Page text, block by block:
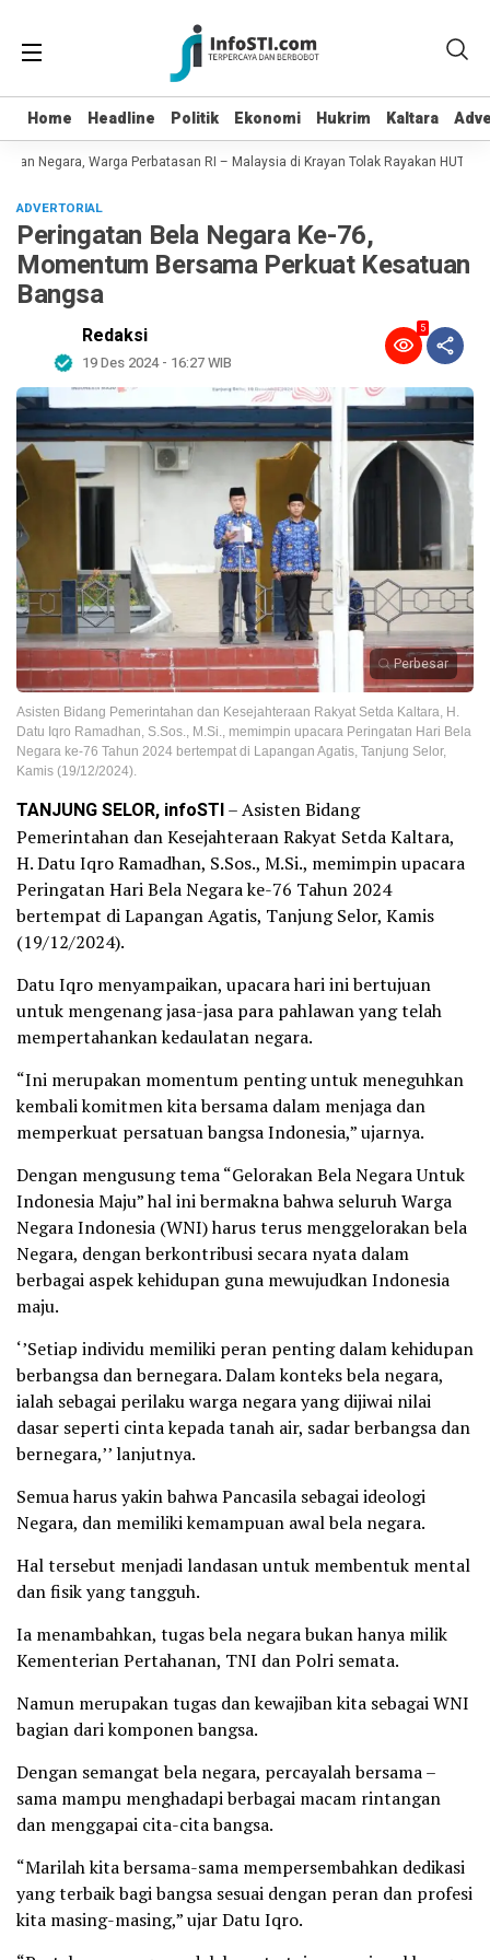
Home Headline Politik Ekonomi Hukrim Kaltara
Home Headline Politik Ekonomi Hukrim Kaltara
Negara, Warga Perbatasan RI – Malaysia di Krayan Tolak Rayakan HUT RI 81
ADVERTORIAL
Peringatan Bela Negara Ke-76,
Momentum Bersama Perkuat Kesatuan
Bangsa
Redaksi
19 Des 2024 - 16:27 WIB
5
Perbesar
Asisten Bidang Pemerintahan dan Kesejahteraan Rakyat Setda Kaltara, H.
Datu Iqro Ramadhan, S.Sos., M.Si., memimpin upacara Peringatan Hari Bela
Negara ke-76 Tahun 2024 bertempat di Lapangan Agatis, Tanjung Selor,
Kamis (19/12/2024).
TANJUNG SELOR, infoSTI– Asisten Bidang
Pemerintahan dan Kesejahteraan Rakyat Setda Kaltara,
H. Datu Iqro Ramadhan, S.Sos., M.Si., memimpin upacara
Peringatan Hari Bela Negara ke-76 Tahun 2024
bertempat di Lapangan Agatis, Tanjung Selor, Kamis
(19/12/2024).
Datu Iqro menyampaikan, upacara hari ini bertujuan
untuk mengenang jasa-jasa para pahlawan yang telah
mempertahankan kedaulatan negara.
“Ini merupakan momentum penting untuk meneguhkan
kembali komitmen kita bersama dalam menjaga dan
memperkuat persatuan bangsa Indonesia,” ujarnya.
Dengan mengusung tema “Gelorakan Bela Negara Untuk
Indonesia Maju” hal ini bermakna bahwa seluruh Warga
Negara Indonesia (WNI) harus terus menggelorakan bela
Negara, dengan berkontribusi secara nyata dalam
berbagai aspek kehidupan guna mewujudkan Indonesia
maju.
‘’Setiap individu memiliki peran penting dalam kehidupan
berbangsa dan bernegara. Dalam konteks bela negara,
ialah sebagai perilaku warga negara yang dijiwai nilai
dasar seperti cinta kepada tanah air, sadar berbangsa dan
bernegara,’’ lanjutnya.
Semua harus yakin bahwa Pancasila sebagai ideologi
Negara, dan memiliki kemampuan awal bela negara.
Hal tersebut menjadi landasan untuk membentuk mental
dan fisik yang tangguh.
Ia menambahkan, tugas bela negara bukan hanya milik
Kementerian Pertahanan, TNI dan Polri semata.
Namun merupakan tugas dan kewajiban kita sebagai WNI
bagian dari komponen bangsa.
Dengan semangat bela negara, percayalah bersama –
sama mampu menghadapi berbagai macam rintangan
dan menggapai cita-cita bangsa.
“Marilah kita bersama-sama mempersembahkan dedikasi
yang terbaik bagi bangsa sesuai dengan peran dan profesi
kita masing-masing,” ujar Datu Iqro.